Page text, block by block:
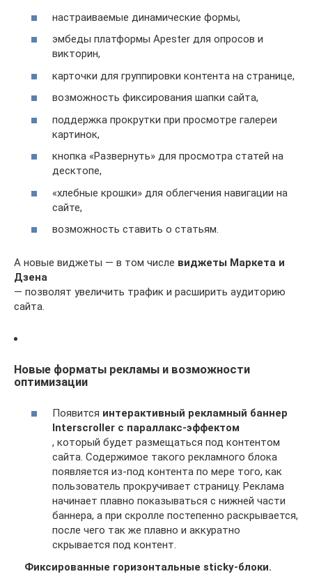
настраиваемые динамические формы,
эмбеды платформы Apеster для опросов и
викторин,
карточки для группировки контента на странице,
возможность фиксирования шапки сайта,
поддержка прокрутки при просмотре галереи
картинок,
кнопка «Развернуть» для просмотра статей на
десктопе,
«хлебные крошки» для облегчения навигации на
сайте,
возможность ставить о статьям.
А новые виджеты — в том числе виджеты Маркета и
Дзена
— позволят увеличить трафик и расширить аудиторию
сайта.
Новые форматы рекламы и возможности
оптимизации
Появится интерактивный рекламный баннер
Interscroller с параллакс-эффектом
, который будет размещаться под контентом
сайта. Содержимое такого рекламного блока
появляется из-под контента по мере того, как
пользователь прокручивает страницу. Реклама
начинает плавно показываться с нижней части
баннера, а при скролле постепенно раскрывается,
после чего так же плавно и аккуратно
скрывается под контент.
Фиксированные горизонтальные sticky-блоки.